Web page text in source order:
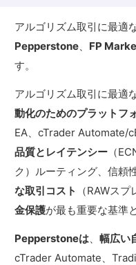
アルゴリズム取引に最適
Pepperstone、 FP
す。
アルゴリズム取引に最適
動化のためのプラットフ
EA、cTrader Automate/
品質とレイテンシー （
ク）ルーティング、信頼
な取引コスト
（RAWス
金保護が最も重要な基準
Pepperstoneは、幅広い
cTrader Automate、